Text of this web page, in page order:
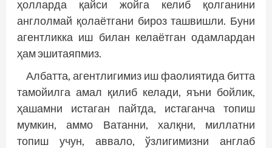
ҳолларда қайси жойга келиб қолганини
англолмай қолаётгани бироз ташвишли. Буни
агентликка иш билан келаётган одамлардан
ҳам эшитаяп­миз.
Албатта, агентлигимиз иш фаолиятида битта
тамойилга амал қилиб келади, яъни бойлик,
ҳашамни истаган пайтда, истаганча топиш
мумкин, аммо Ватанни, халқни, миллатни
топиш учун, аввало, ўзлигимизни англаб